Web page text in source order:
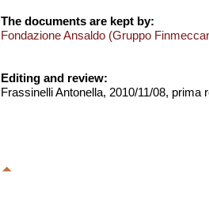
The documents are kept by:
Fondazione Ansaldo (Gruppo
Editing and review:
Frassinelli Antonella, 2010/11/08, prima